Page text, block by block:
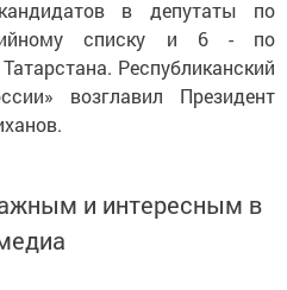
в депутаты по
списку и 6 - по
Республиканский
возглавил Президент
и интересным в